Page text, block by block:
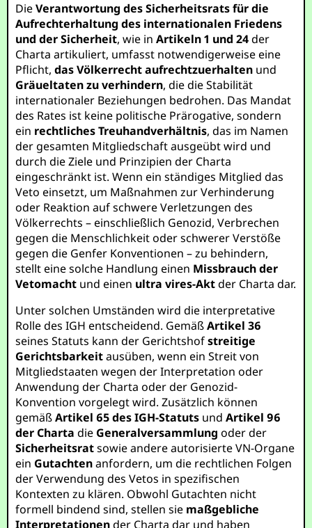
DieVerantwortung des Sicherheitsrats für die
Aufrechterhaltung des internationalen Friedens
und der Sicherheit, wie inArtikeln 1 und 24der
Charta artikuliert, umfasst notwendigerweise eine
Pflicht,das Völkerrecht aufrechtzuerhalten und
Gräueltaten zu verhindern, die die Stabilität
internationaler Beziehungen bedrohen. Das Mandat
des Rates ist keine politische Prärogative, sondern
ein rechtliches Treuhandverhältnis, das im Namen
der gesamten Mitgliedschaft ausgeübt wird und
durch die Ziele und Prinzipien der Charta
eingeschränkt ist. Wenn ein ständiges Mitglied das
Veto einsetzt, um Maßnahmen zur Verhinderung
oder Reaktion auf schwere Verletzungen des
Völkerrechts – einschließlich Genozid, Verbrechen
gegen die Menschlichkeit oder schwerer Verstöße
gegen die Genfer Konventionen – zu behindern,
stellt eine solche Handlung einen Missbrauch der
Vetomacht und einen ultra vires-Aktder Charta dar.
Unter solchen Umständen wird die interpretative
Rolle des IGH entscheidend. GemäßArtikel 36
seines Statuts kann der Gerichtshofstreitige
Gerichtsbarkeitausüben, wenn ein Streit von
Mitgliedstaaten wegen der Interpretation oder
Anwendung der Charta oder der Genozid-
Konvention vorgelegt wird. Zusätzlich können
gemäßArtikel 65 des IGH-Statuts undArtikel 96
der Charta die Generalversammlung oder der
Sicherheitsratsowie andere autorisierte VN-Organe
ein Gutachtenanfordern, um die rechtlichen Folgen
der Verwendung des Vetos in spezifischen
Kontexten zu klären. Obwohl Gutachten nicht
formell bindend sind, stellen sie maßgebliche
Interpretationender Charta dar und haben